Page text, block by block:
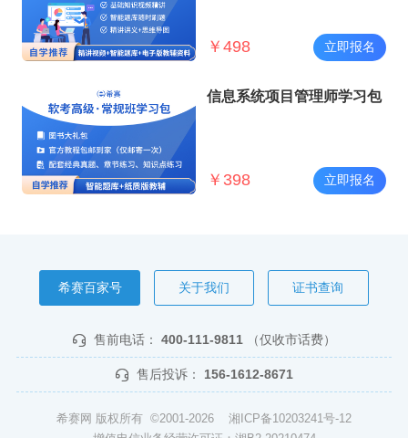
￥ 498 立即报名
信息系统项目管理师学习包
￥ 398 立即报名
希赛百家号 关于我们 证书查询
售前电话： 400-111-9811 （仅收市话费）
售后投诉： 156-1612-8671
希赛网 版权所有 ©2001-2026 湘ICP备10203241号-12